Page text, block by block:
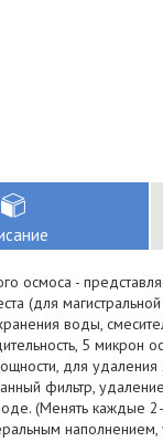
осмоса -
(для
воды,
5 микрон
для
фильтр,
(Менять каждые 2-